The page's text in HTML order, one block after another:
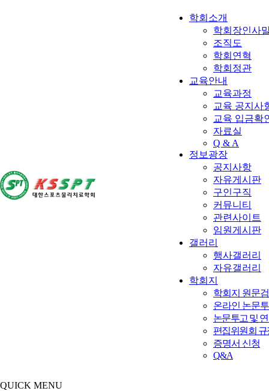
학회소개
학회장인사
조직도
학회연혁
학회정관
교육안내
교육과정
교육 공지사
교육 입금확
자료실
Q & A
정보광장
공지사항
자유게시판
구인구직
커뮤니티
관련사이트
임원게시판
갤러리
행사갤러리
자유갤러리
학회지
학회지 원문
온라인 논문
논문투고 및
편집위원회
증명서 신청
Q&A
QUICK MENU